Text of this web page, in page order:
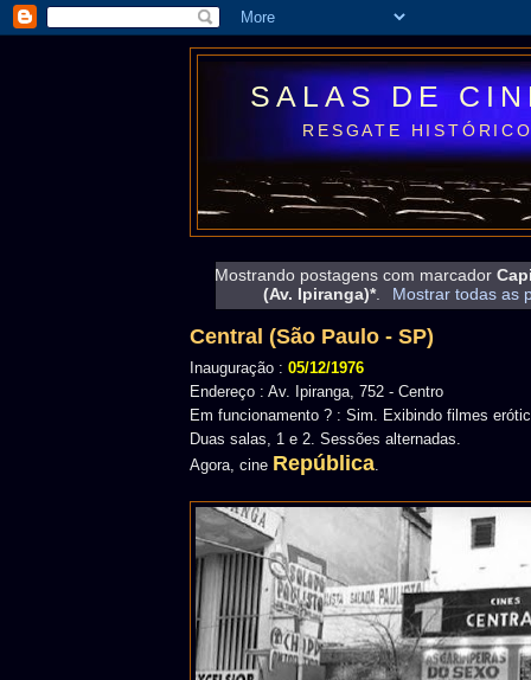
SALAS DE
RESGATE
Mostrando postagens com marcador
(Av. Ipiranga)*. Mostrar todas as
Central (São Paulo - SP)
Inauguração : 05/12/1976
Endereço : Av. Ipiranga, 752 - Centro
Em funcionamento ? : Sim. Exibindo filmes
Duas salas, 1 e 2. Sessões alternadas.
Agora, cine República.